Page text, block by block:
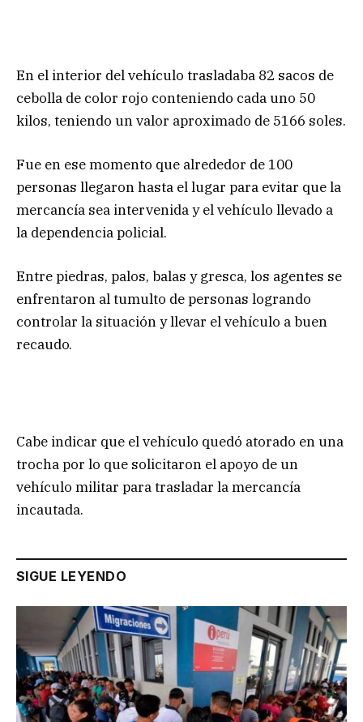
En el interior del vehículo trasladaba 82 sacos de
cebolla de color rojo conteniendo cada uno 50
kilos, teniendo un valor aproximado de 5166 soles.
Fue en ese momento que alrededor de 100
personas llegaron hasta el lugar para evitar que la
mercancía sea intervenida y el vehículo llevado a
la dependencia policial.
Entre piedras, palos, balas y gresca, los agentes se
enfrentaron al tumulto de personas logrando
controlar la situación y llevar el vehículo a buen
recaudo.
Cabe indicar que el vehículo quedó atorado en una
trocha por lo que solicitaron el apoyo de un
vehículo militar para trasladar la mercancía
incautada.
SIGUE LEYENDO